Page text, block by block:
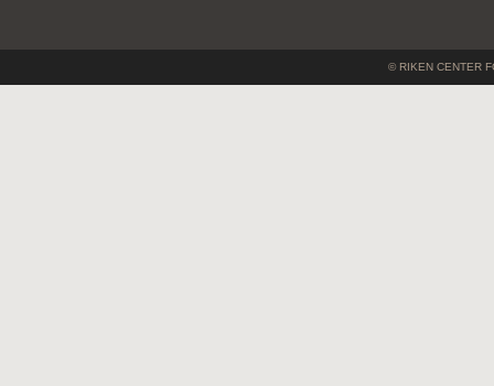
© RIKEN CENTER